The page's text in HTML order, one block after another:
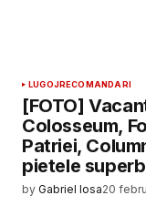
LUGOJRECOMANDARI
[FOTO]
Colosseum,
Patriei,
pietele
by Gabriel Iosa20